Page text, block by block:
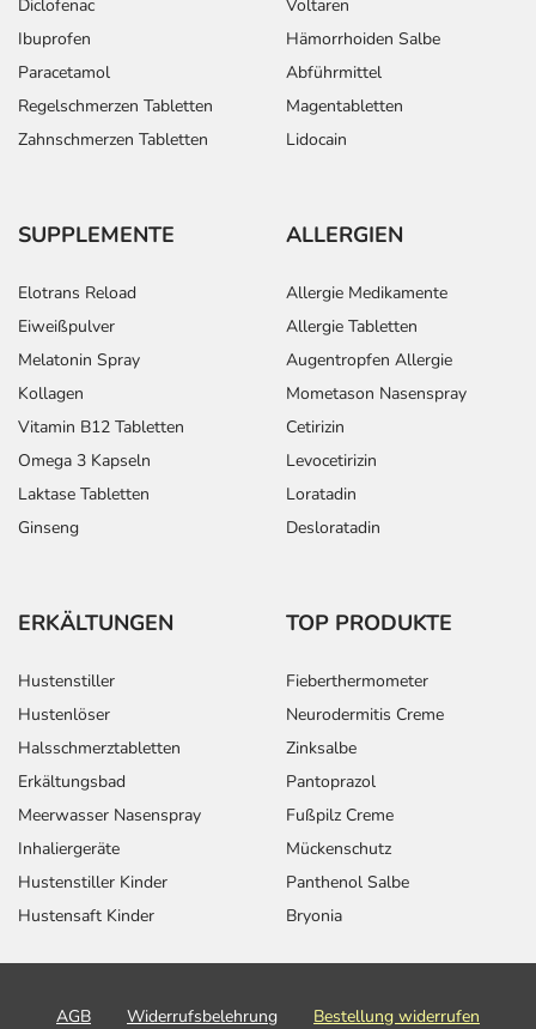
Diclofenac
Ibuprofen
Paracetamol
Regelschmerzen Tabletten
Zahnschmerzen Tabletten
Voltaren
Hämorrhoiden Salbe
Abführmittel
Magentabletten
Lidocain
SUPPLEMENTE
Elotrans Reload
Eiweißpulver
Melatonin Spray
Kollagen
Vitamin B12 Tabletten
Omega 3 Kapseln
Laktase Tabletten
Ginseng
ALLERGIEN
Allergie Medikamente
Allergie Tabletten
Augentropfen Allergie
Mometason Nasenspray
Cetirizin
Levocetirizin
Loratadin
Desloratadin
ERKÄLTUNGEN
Hustenstiller
Hustenlöser
Halsschmerztabletten
Erkältungsbad
Meerwasser Nasenspray
Inhaliergeräte
Hustenstiller Kinder
Hustensaft Kinder
TOP PRODUKTE
Fieberthermometer
Neurodermitis Creme
Zinksalbe
Pantoprazol
Fußpilz Creme
Mückenschutz
Panthenol Salbe
Bryonia
AGB Widerrufsbelehrung
Bestellung widerrufen